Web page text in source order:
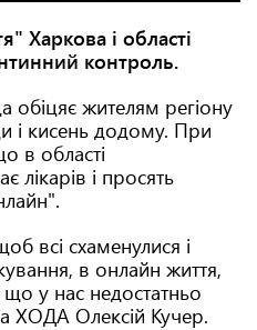
Харкова і області
контроль.
обіцяє жителям регіону
і кисень додому. При
в області
лікарів і просять
всі схаменулися і
в онлайн життя,
у нас недостатньо
ХОДА Олексій Кучер.